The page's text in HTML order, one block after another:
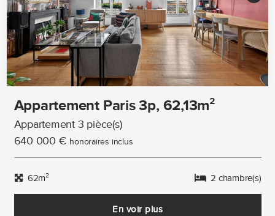
Appartement Paris 3p, 62,13m²
Appartement 3 pièce(s)
640 000 € honoraires inclus
62m² 2 chambre(s)
En voir plus